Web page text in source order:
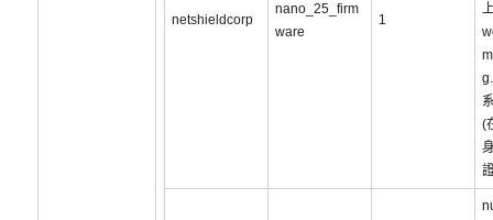
netshieldcorp
nano_25_firm
ware
1
(